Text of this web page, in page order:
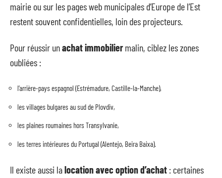
mairie ou sur les pages web municipales d’Europe de l’Est
restent souvent confidentielles, loin des projecteurs.
Pour réussir unachat immobiliermalin, ciblez les zones
oubliées :
l’arrière-pays espagnol (Estrémadure, Castille-la-Manche),
les villages bulgares au sud de Plovdiv,
les plaines roumaines hors Transylvanie,
les terres intérieures du Portugal (Alentejo, Beira Baixa).
Il existe aussi lalocation avec option d’achat : certaines